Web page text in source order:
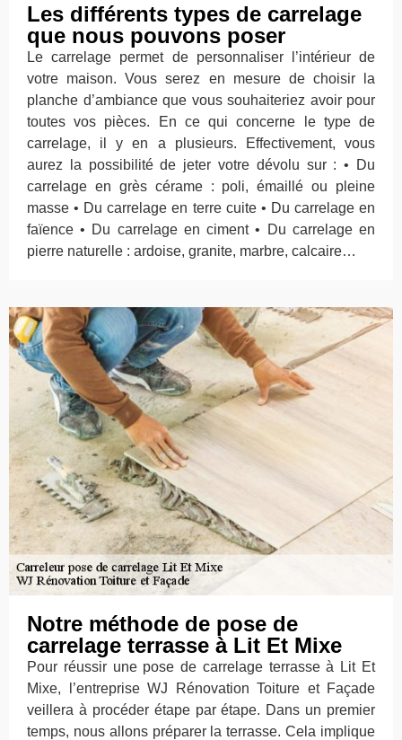
Les différents types de carrelage
que nous pouvons poser
Le carrelage permet de personnaliser l’intérieur de
votre maison. Vous serez en mesure de choisir la
planche d’ambiance que vous souhaiteriez avoir pour
toutes vos pièces. En ce qui concerne le type de
carrelage, il y en a plusieurs. Effectivement, vous
aurez la possibilité de jeter votre dévolu sur : • Du
carrelage en grès cérame : poli, émaillé ou pleine
masse • Du carrelage en terre cuite • Du carrelage en
faïence • Du carrelage en ciment • Du carrelage en
pierre naturelle : ardoise, granite, marbre, calcaire…
Notre méthode de pose de
carrelage terrasse à Lit Et Mixe
Pour réussir une pose de carrelage terrasse à Lit Et
Mixe, l’entreprise WJ Rénovation Toiture et Façade
veillera à procéder étape par étape. Dans un premier
temps, nous allons préparer la terrasse. Cela implique